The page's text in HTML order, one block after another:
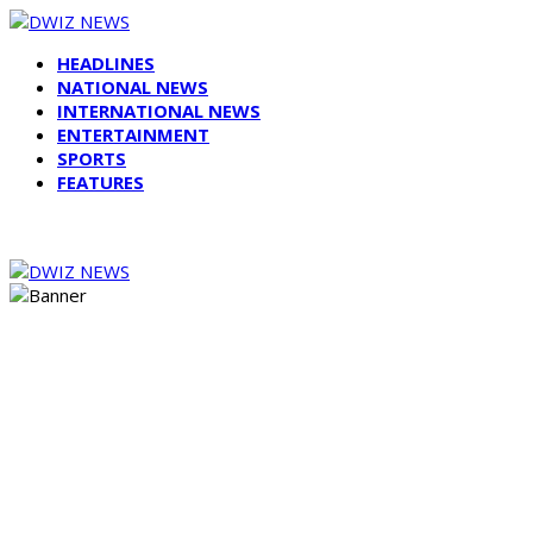
HEADLINES
NATIONAL NEWS
INTERNATIONAL NEWS
ENTERTAINMENT
SPORTS
FEATURES